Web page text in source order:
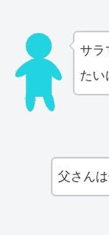
サラ
たい
父さん